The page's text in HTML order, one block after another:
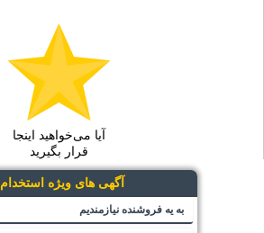
آیا می‌خواهید اینجا
قرار بگیرید
آگهی های ویژه استخدام
به یه فروشنده نیازمندیم